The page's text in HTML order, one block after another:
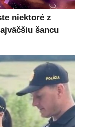
niektoré z
šancu